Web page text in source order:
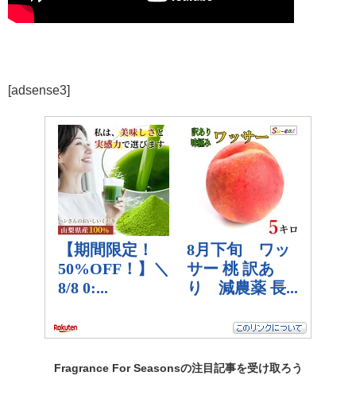
[adsense3]
Fragrance For Seasonsの注目記事を受け取ろう